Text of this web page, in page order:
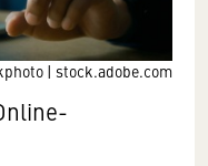
| stock.adobe.com